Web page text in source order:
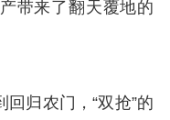
带来了翻天覆地的
归农门，“双抢”的